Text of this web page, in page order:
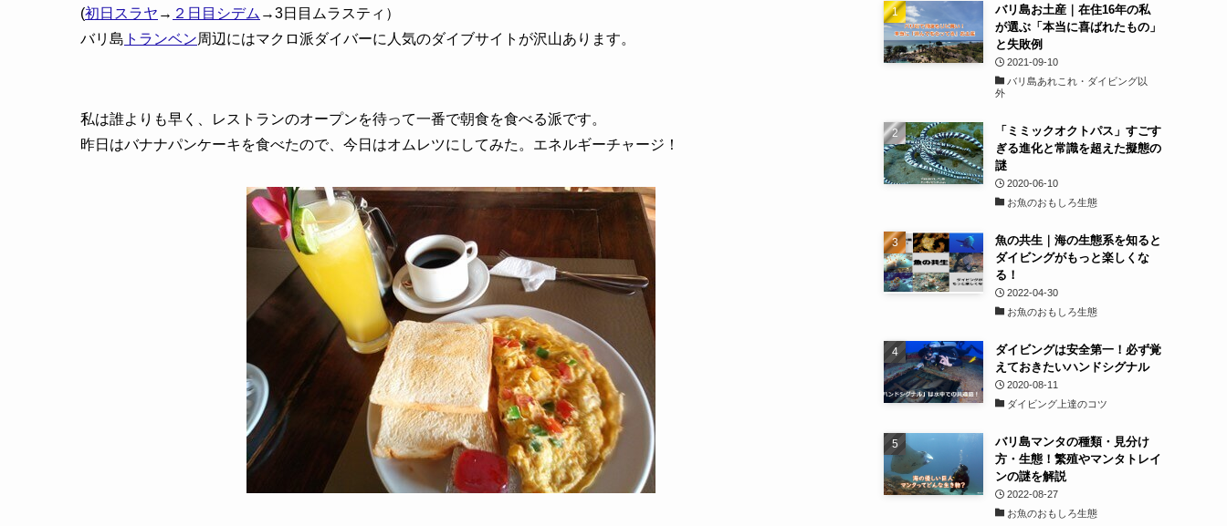
(初日スラヤ → ２日目シデム →3日目ムラスティ）
バリ島 トランベン周辺にはマクロ派ダイバーに人気のダイブサイトが沢山あります。
私は誰よりも早く、レストランのオープンを待って一番で朝食を食べる派です。
昨日はバナナパンケーキを食べたので、今日はオムレツにしてみた。エネルギーチャージ！
バリ島お土産｜在住16年の私
が選ぶ「本当に喜ばれたもの」
と失敗例
2021-09-10
バリ島あれこれ・ダイビング以
外
「ミミックオクトパス」すごす
ぎる進化と常識を超えた擬態の
謎
2020-06-10
お魚のおもしろ生態
魚の共生｜海の生態系を知ると
ダイビングがもっと楽しくな
る！
2022-04-30
お魚のおもしろ生態
ダイビングは安全第一！必ず覚
えておきたいハンドシグナル
2020-08-11
ダイビング上達のコツ
バリ島マンタの種類・見分け
方・生態！繁殖やマンタトレイ
ンの謎を解説
2022-08-27
お魚のおもしろ生態